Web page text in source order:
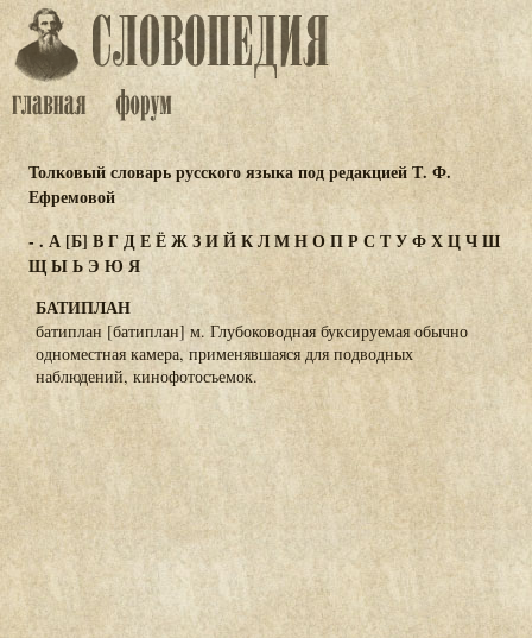
Толковый словарь русского языка под редакцией Т. Ф.
Ефремовой
- . А[Б]ВГДЕЁЖЗИЙКЛМНОПРС ТУФХЦЧШ
ЩЫЬЭ ЮЯ
БАТИПЛАН
батиплан [батиплан] м. Глубоководная буксируемая обычно
одноместная камера, применявшаяся для подводных
наблюдений, кинофотосъемок.